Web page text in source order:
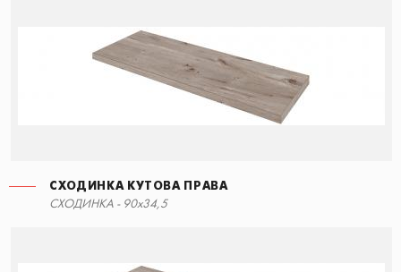
СХОДИНКА КУТОВА ПРАВА
СХОДИНКА - 90x34,5